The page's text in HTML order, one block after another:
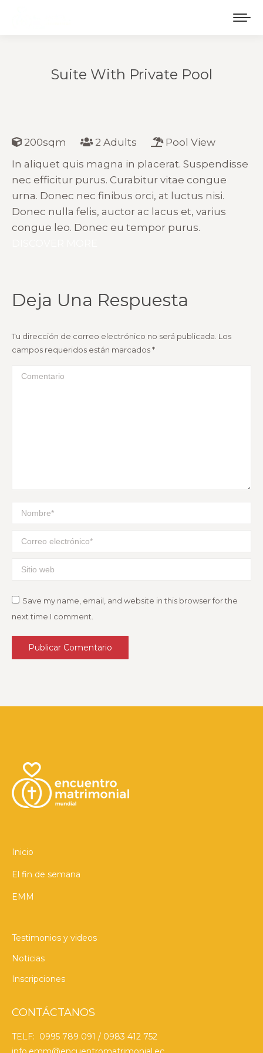
Suite With Private Pool
200sqm 2 Adults
Pool View
In aliquet quis magna in placerat. Suspendisse
nec efficitur purus. Curabitur vitae congue
urna. Donec nec finibus orci, at luctus nisi.
Donec nulla felis, auctor ac lacus et, varius
congue leo. Donec eu tempor purus.
Deja Una Respuesta
Tu dirección de correo electrónico no será publicada. Los
campos requeridos están marcados*
Comentario
Nombre *
Correo electrónico *
Sitio web
Save my name, email, and website in this browser for the
next time I comment.
Publicar Comentario
Inicio
El fin de semana
EMM
Testimonios y videos
Noticias
Inscripciones
CONTÁCTANOS
TELF: 0995 789 091 / 0983 412 752